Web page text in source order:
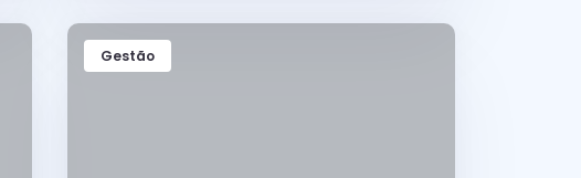
Gestão